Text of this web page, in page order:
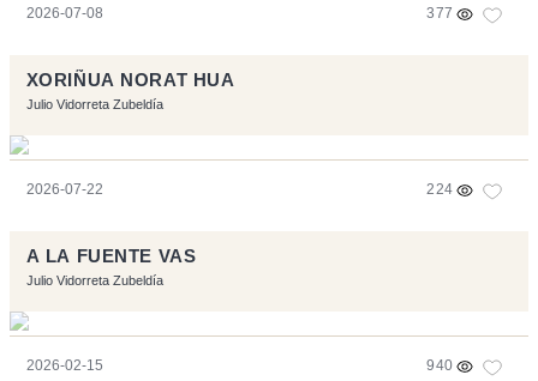
2026-07-08 377
XORIÑUA NORAT HUA
Julio Vidorreta Zubeldía
2026-07-22 224
A LA FUENTE VAS
Julio Vidorreta Zubeldía
2026-02-15 940